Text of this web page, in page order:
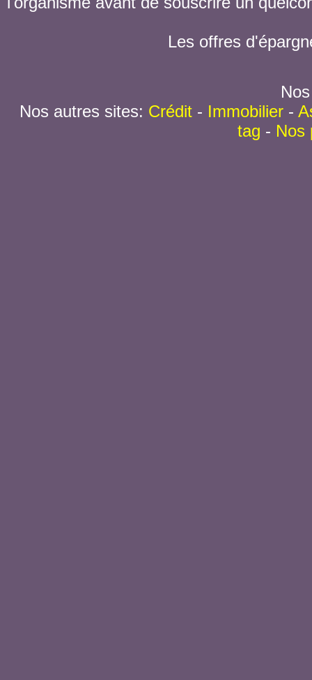
Les offres
Nos autres sites: Crédit- Immobilier-
tag - Nos